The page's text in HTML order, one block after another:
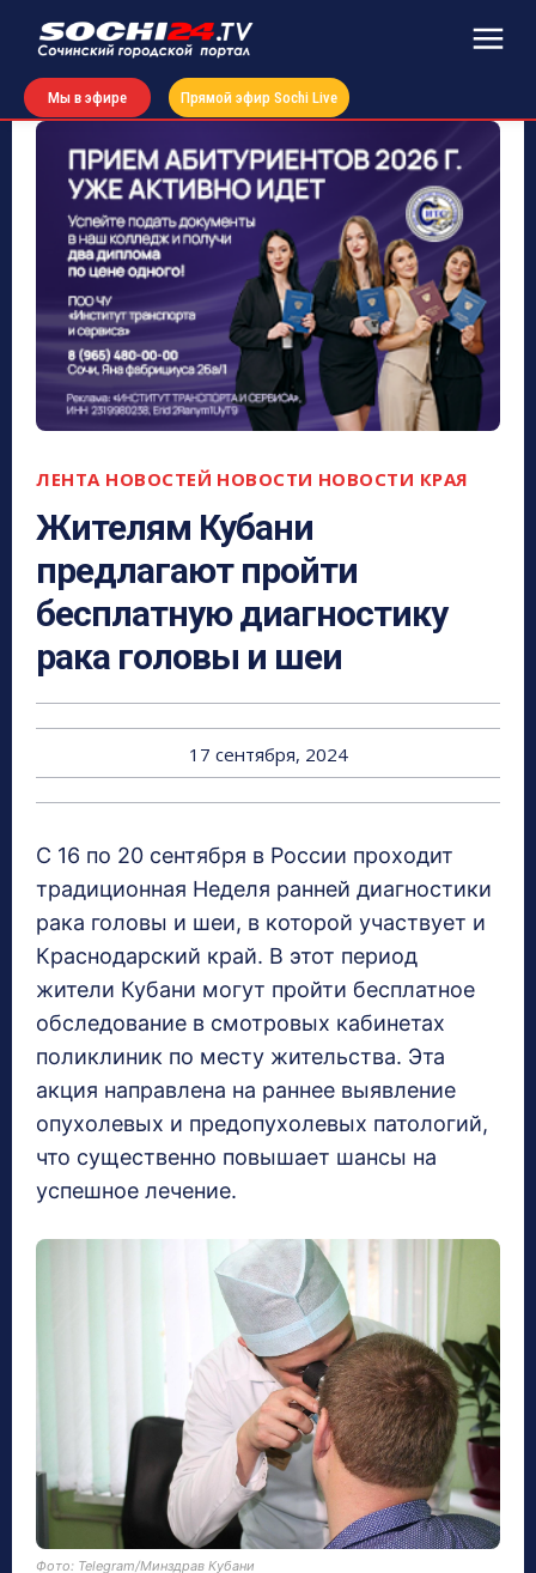
Мы в эфире Прямой эфир Sochi Live
ЛЕНТА НОВОСТЕЙ НОВОСТИ НОВОСТИ КРАЯ
Жителям Кубани
предлагают пройти
бесплатную диагностику
рака головы и шеи
17 сентября, 2024
С 16 по 20 сентября в России проходит
традиционная Неделя ранней диагностики
рака головы и шеи, в которой участвует и
Краснодарский край. В этот период
жители Кубани могут пройти бесплатное
обследование в смотровых кабинетах
поликлиник по месту жительства. Эта
акция направлена на раннее выявление
опухолевых и предопухолевых патологий,
что существенно повышает шансы на
успешное лечение.
Фото: Telegram/Минздрав Кубани